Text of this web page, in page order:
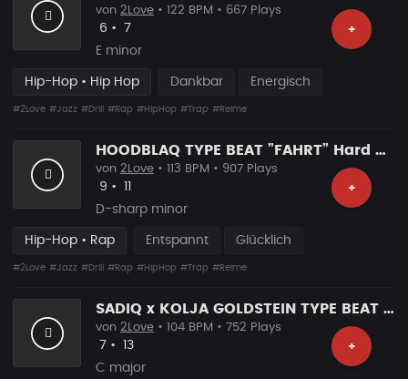
+
von 2Love • 122 BPM • 667 Plays
Likes
6 • Vorgeschlagen
7
E minor
Hip-Hop • Hip Hop Dankbar Energisch
#2Love #Jazz #Drill #Rap #HipHop #Trap #Reime
HOODBLAQ TYPE BEAT ”FAHRT” Hard Rap Beat
+
von 2Love • 113 BPM • 907 Plays
Likes
9 • Vorgeschlagen
D-sharp minor
Hip-Hop • Rap Entspannt Glücklich
#2Love #Jazz #Drill #Rap #HipHop #Trap #Reime
SADIQ x KOLJA GOLDSTEIN TYPE BEAT ”GLOBAL” Hard Rap Beat
+
von 2Love • 104 BPM • 752 Plays
Likes
7 • Vorgeschlagen
13
C major